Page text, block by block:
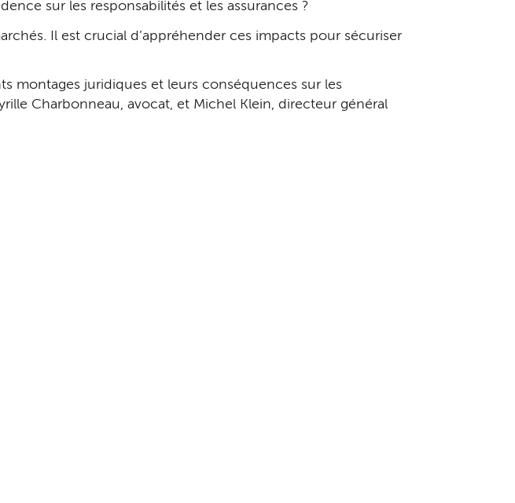
sur les responsabilités et les assurances ?
Il est crucial d’appréhender ces impacts pour sécuriser
montages juridiques et leurs conséquences sur les
Charbonneau, avocat, et Michel Klein, directeur général